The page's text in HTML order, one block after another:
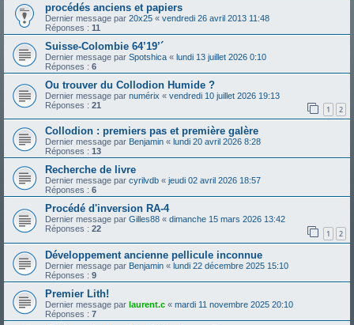
procédés anciens et papiers
Dernier message par 20x25 « vendredi 26 avril 2013 11:48
Réponses : 11
Suisse-Colombie 64’19’´
Dernier message par Spotshica « lundi 13 juillet 2026 0:10
Réponses : 6
Ou trouver du Collodion Humide ?
Dernier message par numérix « vendredi 10 juillet 2026 19:13
Réponses : 21 1 2
Collodion : premiers pas et première galère
Dernier message par Benjamin « lundi 20 avril 2026 8:28
Réponses : 13
Recherche de livre
Dernier message par cyrilvdb « jeudi 02 avril 2026 18:57
Réponses : 6
Procédé d'inversion RA-4
Dernier message par Gilles88 « dimanche 15 mars 2026 13:42
Réponses : 22 1 2
Développement ancienne pellicule inconnue
Dernier message par Benjamin « lundi 22 décembre 2025 15:10
Réponses : 9
Premier Lith!
Dernier message par laurent.c « mardi 11 novembre 2025 20:10
Réponses : 7